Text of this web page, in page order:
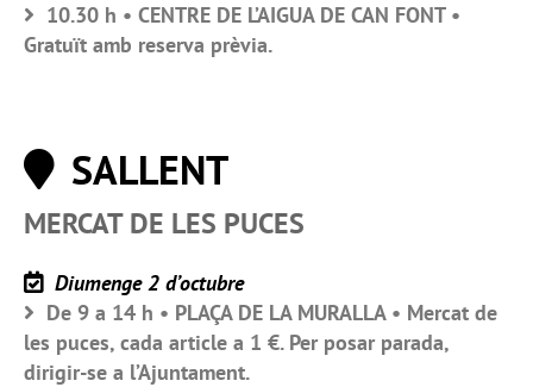
10.30 h • CENTRE DE L’AIGUA DE CAN FONT •
Gratuït amb reserva prèvia.
SALLENT
MERCAT DE LES PUCES
Diumenge 2 d’octubre
De 9 a 14 h • PLAÇA DE LA MURALLA • Mercat de
les puces, cada article a 1 €. Per posar parada,
dirigir-se a l’Ajuntament.